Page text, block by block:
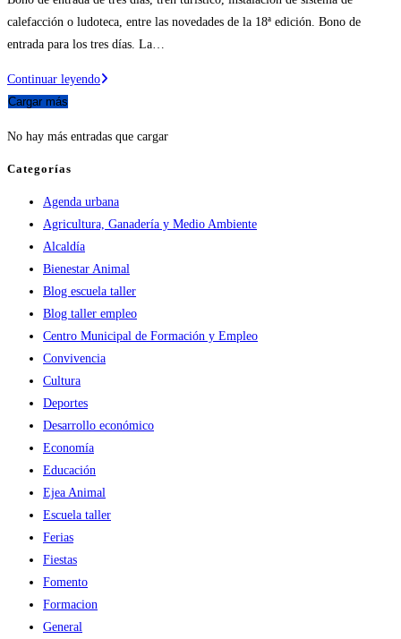
calefacción o ludoteca, entre las novedades de la 18ª edición. Bono de
entrada para los tres días. La…
Continuar leyendo18ª
Ejea:
Cargar más
No hay más entradas que cargar
Categorías
Agenda urbana
Agricultura, Ganadería y Medio Ambiente
Alcaldía
Bienestar Animal
Blog escuela taller
Blog taller empleo
Centro Municipal de Formación y Empleo
Convivencia
Cultura
Deportes
Desarrollo económico
Economía
Educación
Ejea Animal
Escuela taller
Ferias
Fiestas
Fomento
Formacion
General